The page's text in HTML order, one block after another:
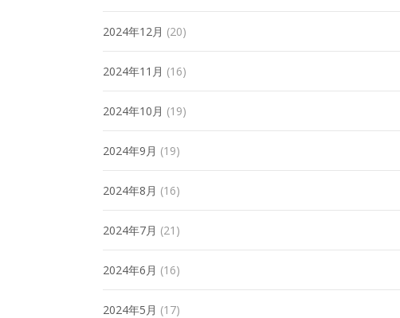
2024年12月 (20)
2024年11月 (16)
2024年10月 (19)
2024年9月 (19)
2024年8月 (16)
2024年7月 (21)
2024年6月 (16)
2024年5月 (17)